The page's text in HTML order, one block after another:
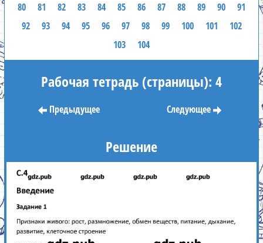
80
81 82 83 84 85 86 87 88 89 90
91
92
93 94 95 96 97 98 99 100 101
102
103
104
Рабочая тетрадь (страницы): 4
Предыдущее Следующее
Решение